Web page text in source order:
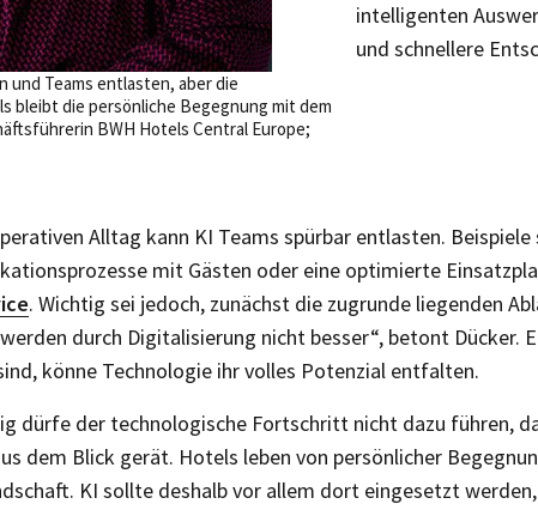
und Teams entlasten, aber die
bleibt die persönliche Begegnung mit dem
BWH Hotels Central Europe;
intelligenten
und schnellere
Alltag kann KI Teams spürbar entlasten.
mit Gästen oder eine optimierte
. Wichtig sei jedoch, zunächst die zugrunde liegenden
durch Digitalisierung nicht besser“, betont Dücker.
könne Technologie ihr volles Potenzial entfalten.
dürfe der technologische Fortschritt nicht dazu führen,
dem Blick gerät. Hotels leben von persönlicher
KI sollte deshalb vor allem dort eingesetzt